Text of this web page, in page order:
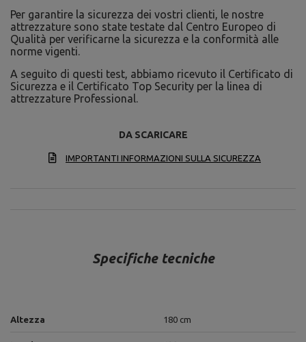
Per garantire la sicurezza dei vostri clienti, le nostre
attrezzature sono state testate dal Centro Europeo di
Qualità per verificarne la sicurezza e la conformità alle
norme vigenti.
A seguito di questi test, abbiamo ricevuto il Certificato di
Sicurezza e il Certificato Top Security per la linea di
attrezzature Professional.
DA SCARICARE
IMPORTANTI INFORMAZIONI SULLA SICUREZZA
Specifiche tecniche
Altezza 180 cm